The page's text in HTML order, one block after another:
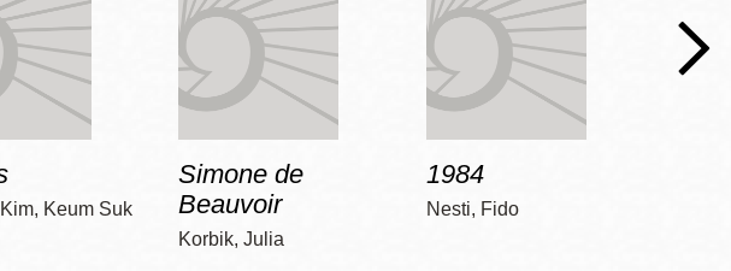
Keum Suk
Simone de
Beauvoir
Korbik, Julia
1984
Nesti, Fido